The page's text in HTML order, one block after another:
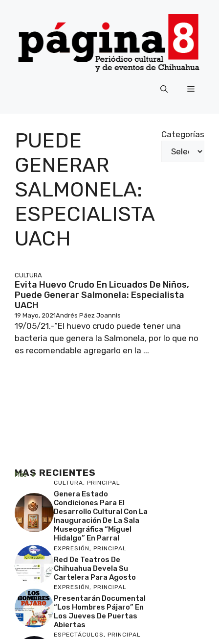
contenido
Menú
PUEDE
GENERAR
SALMONELA:
ESPECIALISTA
UACH
Categorías
CULTURA
Evita Huevo Crudo En Licuados De Niños,
Puede Generar Salmonela: Especialista
UACH
19 Mayo, 2021Andrés Páez Joannis
19/05/21.-“El huevo crudo puede tener una
bacteria que genera la Salmonela, por lo que no
es recomendable agregarlo en la ...
MAS RECIENTES
Más
CULTURA, PRINCIPAL
Genera Estado
Condiciones Para El
Desarrollo Cultural Con La
Inauguración De La Sala
Museográfica “Miguel
Hidalgo” En Parral
EXPRESIÓN , PRINCIPAL
Red De Teatros De
Chihuahua Devela Su
Cartelera Para Agosto
EXPRESIÓN, PRINCIPAL
Presentarán Documental
“Los Hombres Pájaro” En
Los Jueves De Puertas
Abiertas
ESPECTÁCULOS, PRINCIPAL